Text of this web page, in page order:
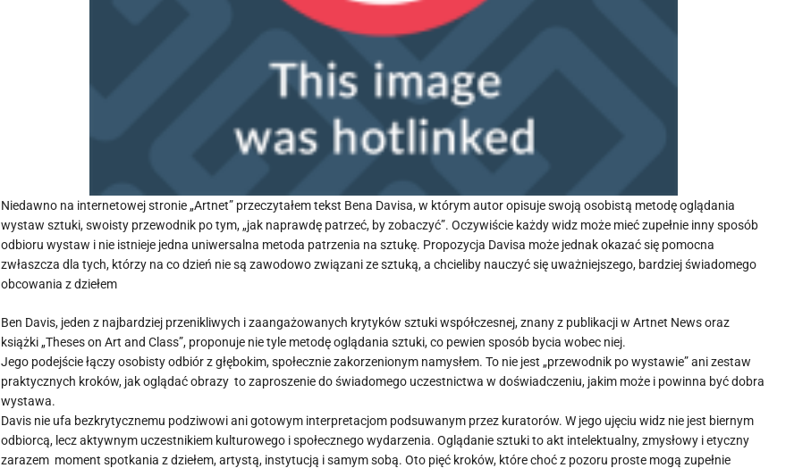
Niedawno na internetowej stronie „Artnet” przeczytałem tekst Bena Davisa, w którym autor opisuje swoją osobistą metodę oglądania
wystaw sztuki, swoisty przewodnik po tym, „jak naprawdę patrzeć, by zobaczyć”. Oczywiście każdy widz może mieć zupełnie inny sposób
odbioru wystaw i nie istnieje jedna uniwersalna metoda patrzenia na sztukę. Propozycja Davisa może jednak okazać się pomocna
zwłaszcza dla tych, którzy na co dzień nie są zawodowo związani ze sztuką, a chcieliby nauczyć się uważniejszego, bardziej świadomego
obcowania z dziełem
Ben Davis, jeden z najbardziej przenikliwych i zaangażowanych krytyków sztuki współczesnej, znany z publikacji w Artnet News oraz
książki „Theses on Art and Class”, proponuje nie tyle metodę oglądania sztuki, co pewien sposób bycia wobec niej.
Jego podejście łączy osobisty odbiór z głębokim, społecznie zakorzenionym namysłem. To nie jest „przewodnik po wystawie” ani zestaw
praktycznych kroków, jak oglądać obrazy to zaproszenie do świadomego uczestnictwa w doświadczeniu, jakim może i powinna być dobra
wystawa.
Davis nie ufa bezkrytycznemu podziwowi ani gotowym interpretacjom podsuwanym przez kuratorów. W jego ujęciu widz nie jest biernym
odbiorcą, lecz aktywnym uczestnikiem kulturowego i społecznego wydarzenia. Oglądanie sztuki to akt intelektualny, zmysłowy i etyczny
zarazem moment spotkania z dziełem, artystą, instytucją i samym sobą. Oto pięć kroków, które choć z pozoru proste mogą zupełnie